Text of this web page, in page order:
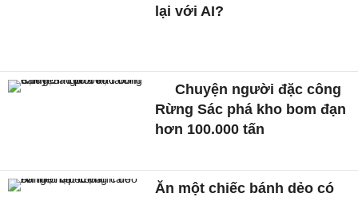
lại với AI?
Chuyện người đặc công
Rừng Sác phá kho bom đạn
hơn 100.000 tấn
Ăn một chiếc bánh dẻo có